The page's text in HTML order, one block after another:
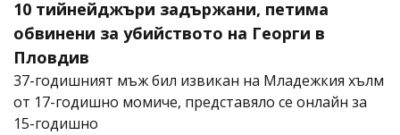
10 тийнейджъри задържани, петима
обвинени за убийството на Георги в
Пловдив
37-годишният мъж бил извикан на Младежкия хълм
от 17-годишно момиче, представяло се онлайн за
15-годишно